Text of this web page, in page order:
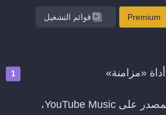
Premium قوائم التشغيل
اختر قائمة التشغيل المصدر على YouTube Music،